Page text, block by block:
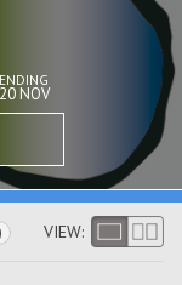
ENDING
20 NOV
VIEW: